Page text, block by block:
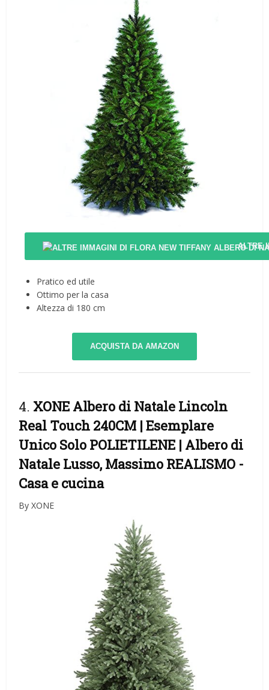
ALTRE
Pratico ed utile
Ottimo per la casa
Altezza di 180 cm
ACQUISTA DA AMAZON
4. XONE Albero di Natale Lincoln
Real Touch 240CM | Esemplare
Unico Solo POLIETILENE | Albero di
Natale Lusso, Massimo REALISMO -
Casa e cucina
By XONE